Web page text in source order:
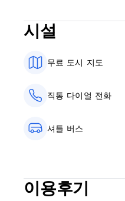
시설
무료 도시 지도
직통 다이얼 전화
셔틀 버스
이용후기